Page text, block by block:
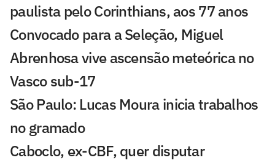
paulista pelo Corinthians, aos 77 anos
Convocado para a Seleção, Miguel
Abrenhosa vive ascensão meteórica no
Vasco sub-17
São Paulo: Lucas Moura inicia trabalhos
no gramado
Caboclo, ex-CBF, quer disputar